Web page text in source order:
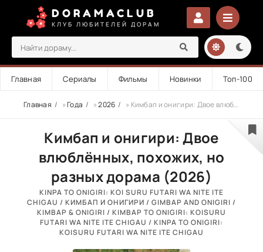
DORAMACLUB
КЛУБ ЛЮБИТЕЛЕЙ ДОРАМ
Главная Сериалы Фильмы Новинки Топ-100
Главная »Года »2026 » Кимбап и онигири: Двое влюблённых, похожих, но разных
Кимбап и онигири: Двое
влюблённых, похожих, но
разных дорама (2026)
KINPA TO ONIGIRI: KOI SURU FUTARI WA NITE ITE
CHIGAU / КИМБАП И ОНИГИРИ / GIMBAP AND ONIGIRI /
KIMBAP & ONIGIRI / KIMBAP TO ONIGIRI: KOISURU
FUTARI WA NITE ITE CHIGAU / KINPA TO ONIGIRI:
KOISURU FUTARI WA NITE ITE CHIGAU